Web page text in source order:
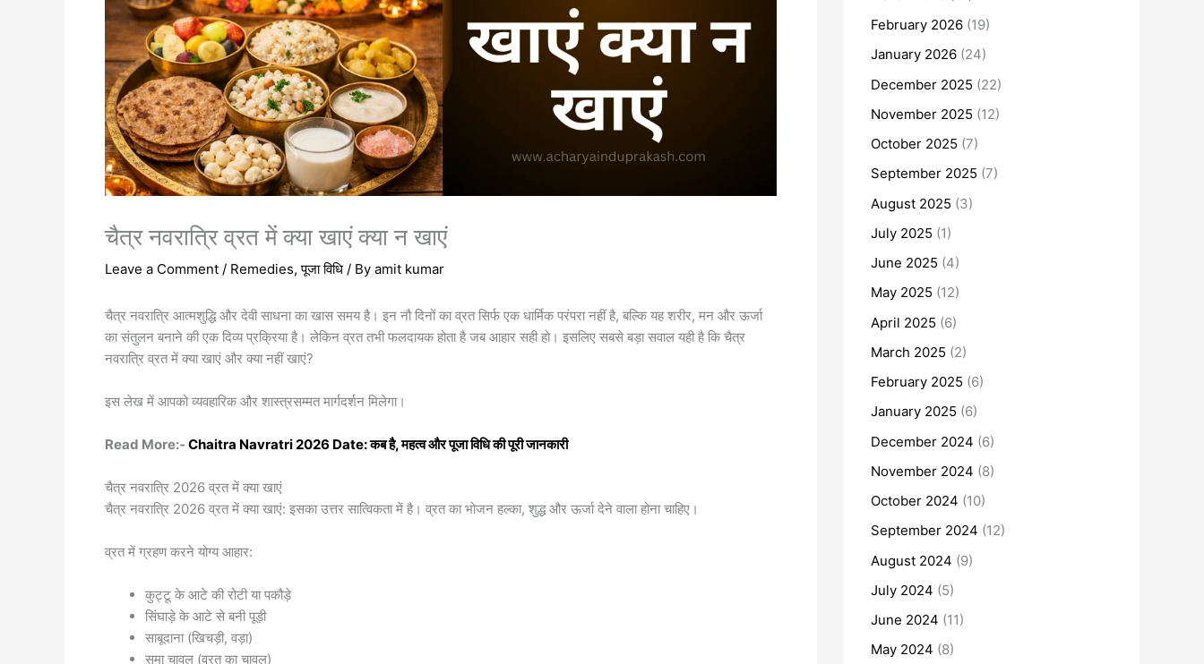
चैत्र नवरात्रि व्रत में क्या खाएं क्या न खाएं
Leave a Comment / Remedies,पूजा विधि / By amit kumar
चैत्र नवरात्रि आत्मशुद्धि और देवी साधना का खास समय है। इन नौ दिनों का व्रत सिर्फ एक धार्मिक परंपरा नहीं है, बल्कि यह शरीर, मन और ऊर्जा
का संतुलन बनाने की एक दिव्य प्रक्रिया है। लेकिन व्रत तभी फलदायक होता है जब आहार सही हो। इसलिए सबसे बड़ा सवाल यही है कि चैत्र
नवरात्रि व्रत में क्या खाएं और क्या नहीं खाएं?
इस लेख में आपको व्यवहारिक और शास्त्रसम्मत मार्गदर्शन मिलेगा।
Read More:- Chaitra Navratri 2026 Date: कब है, महत्व और पूजा विधि की पूरी जानकारी
चैत्र नवरात्रि 2026 व्रत में क्या खाएं
चैत्र नवरात्रि 2026 व्रत में क्या खाएं: इसका उत्तर सात्विकता में है। व्रत का भोजन हल्का, शुद्ध और ऊर्जा देने वाला होना चाहिए।
व्रत में ग्रहण करने योग्य आहार:
कुट्टू के आटे की रोटी या पकौड़े
सिंघाड़े के आटे से बनी पूड़ी
साबूदाना (खिचड़ी, वड़ा)
समा चावल (व्रत का चावल)
February 2026 (19)
January 2026 (24)
December 2025 (22)
November 2025 (12)
October 2025 (7)
September 2025 (7)
August 2025 (3)
July 2025 (1)
June 2025 (4)
May 2025 (12)
April 2025 (6)
March 2025 (2)
February 2025 (6)
January 2025 (6)
December 2024 (6)
November 2024 (8)
October 2024 (10)
September 2024 (12)
August 2024 (9)
July 2024 (5)
June 2024 (11)
May 2024 (8)